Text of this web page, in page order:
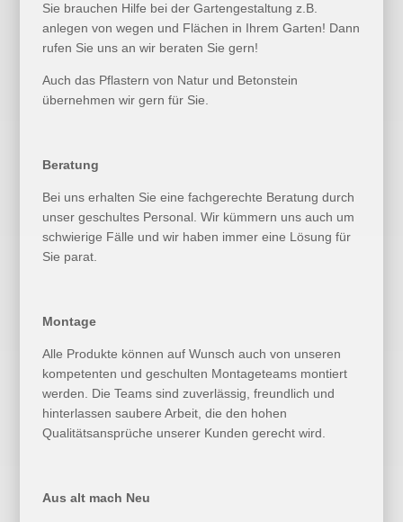
Sie brauchen Hilfe bei der Gartengestaltung z.B.
anlegen von wegen und Flächen in Ihrem Garten! Dann
rufen Sie uns an wir beraten Sie gern!
Auch das Pflastern von Natur und Betonstein
übernehmen wir gern für Sie.
Beratung
Bei uns erhalten Sie eine fachgerechte Beratung durch
unser geschultes Personal. Wir kümmern uns auch um
schwierige Fälle und wir haben immer eine Lösung für
Sie parat.
Montage
Alle Produkte können auf Wunsch auch von unseren
kompetenten und geschulten Montageteams montiert
werden. Die Teams sind zuverlässig, freundlich und
hinterlassen saubere Arbeit, die den hohen
Qualitätsansprüche unserer Kunden gerecht wird.
Aus alt mach Neu